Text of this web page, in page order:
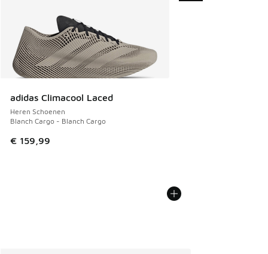
adidas Climacool Laced
Heren Schoenen
Blanch Cargo - Blanch Cargo
€ 159,99